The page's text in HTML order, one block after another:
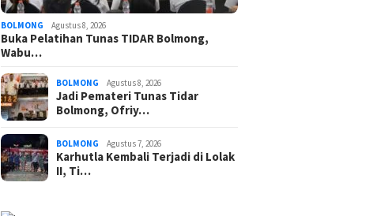
BOLMONG Agustus 8, 2026
Buka Pelatihan Tunas TIDAR Bolmong,
Wabu…
BOLMONG Agustus 8, 2026
Jadi Pemateri Tunas Tidar
Bolmong, Ofriy…
BOLMONG Agustus 7, 2026
Karhutla Kembali Terjadi di Lolak
II, Ti…